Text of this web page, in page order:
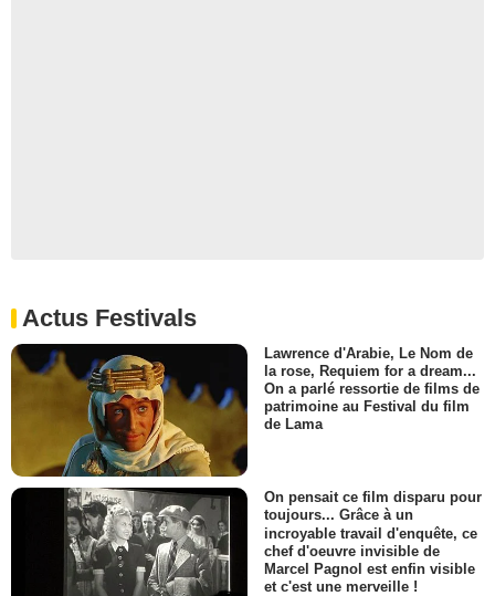
Actus Festivals
Lawrence d'Arabie, Le Nom de
la rose, Requiem for a dream...
On a parlé ressortie de films de
patrimoine au Festival du film
de Lama
On pensait ce film disparu pour
toujours... Grâce à un
incroyable travail d'enquête, ce
chef d'oeuvre invisible de
Marcel Pagnol est enfin visible
et c'est une merveille !